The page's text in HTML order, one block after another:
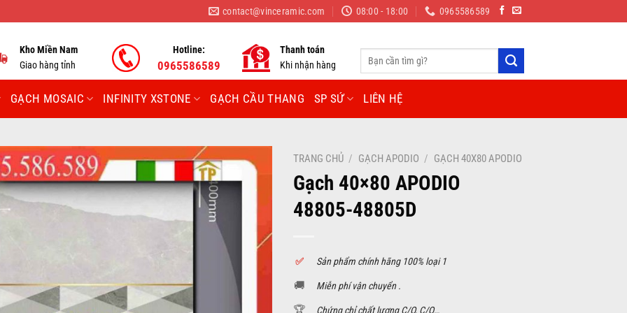
contact@vinceramic.com 08:00 - 18:00 0965586589
Kho Miền Nam
Giao hàng tỉnh
Hotline:
0965586589
Thanh toán
Khi nhận hàng
Tìm
kiếm:
GẠCH MOSAIC INFINITY XSTONE GẠCH CẦU THANG SP SỨ LIÊN HỆ
TRANG CHỦ / GẠCH APODIO / GẠCH 40X80 APODIO
Gạch 40×80 APODIO
48805-48805D
✅ Sản phẩm chính hãng 100% loại 1
🚚 Miễn phí vận chuyển .
🏆 Chứng chỉ chất lượng C/O, C/Q…